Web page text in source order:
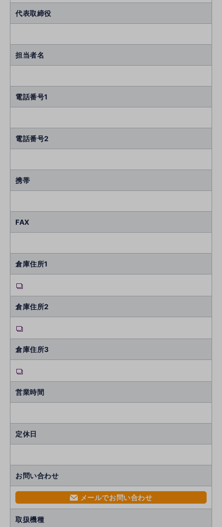
代表取締役
担当者名
電話番号1
電話番号2
携帯
FAX
倉庫住所1
倉庫住所2
倉庫住所3
営業時間
定休日
お問い合わせ
mail メールでお問い合わせ
取扱機種